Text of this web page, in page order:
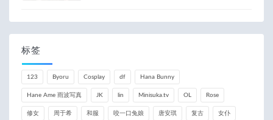
标签
123 Byoru Cosplay df Hana Bunny
Hane Ame 雨波写真 JK lin Minisuka.tv OL Rose
修女 周于希 和服 咬一口兔娘 唐安琪 复古 女仆